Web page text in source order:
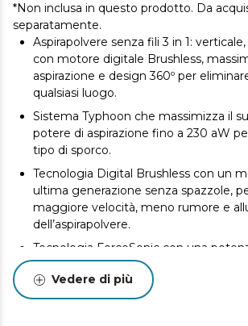
*Non inclusa in questo prodotto. Da
separatamente.
Aspirapolvere senza fili 3 in 1:
con motore digitale Brushless,
aspirazione e design 360º per
qualsiasi luogo.
Sistema Typhoon che massimizza il
potere di aspirazione fino a 230 aW
tipo di sporco.
Tecnologia Digital Brushless con un
ultima generazione senza spazzole,
maggiore velocità, meno rumore e
dell’aspirapolvere.
Tecnologia ForceSonic con una
680 W. Aspira ogni tipo di sporco e
sempre pulita massimizzando i suoi 26
di aspirazione.
Vedere di più